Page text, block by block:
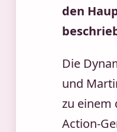
den
Die
und
zu einem
Action-